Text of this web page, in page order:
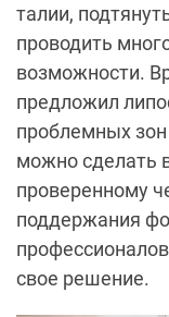
талии,
проводить
возможности.
предложил
проблемных
можно сделать
проверенному
поддержания
свое решение.